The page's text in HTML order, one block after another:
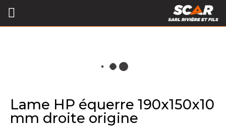
Lame HP équerre 190x150x10
mm droite origine